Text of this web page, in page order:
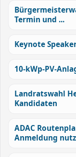
Termin und ...
Keynote
10-kWp-PV-
Landratswahl
Kandidaten
ADAC
Anmeldung